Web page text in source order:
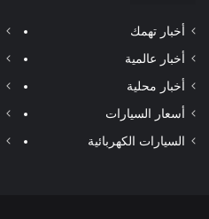
أخبار تهمك
أخبار عالمية
أخبار محلية
أسعار السيارات
السيارات الكهربائية